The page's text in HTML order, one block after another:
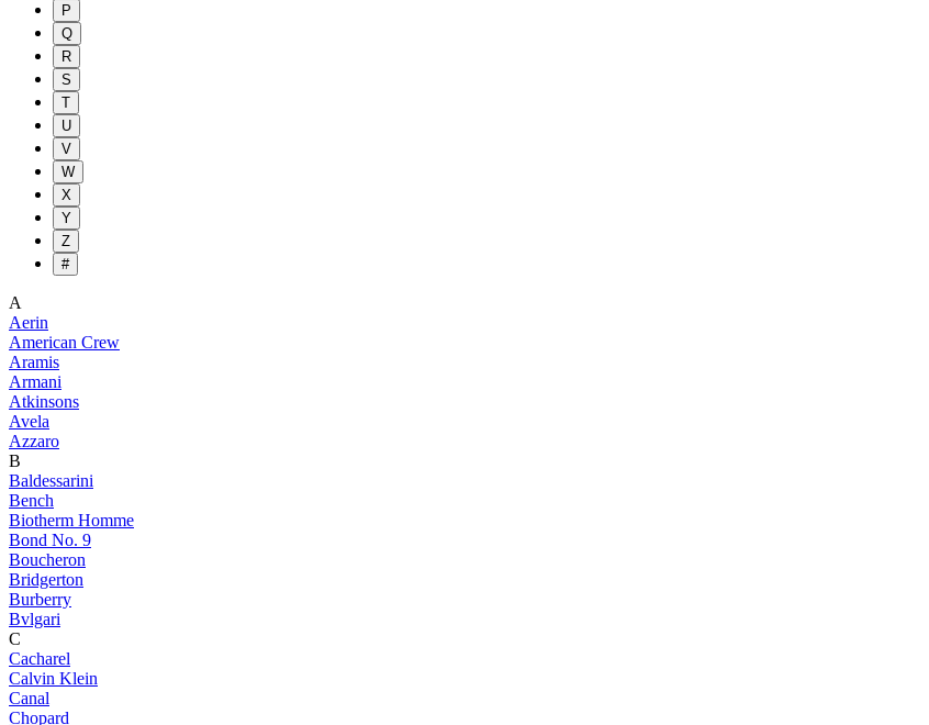
P
Q
R
S
T
U
V
W
X
Y
Z
#
A
Aerin
American Crew
Aramis
Armani
Atkinsons
Avela
Azzaro
B
Baldessarini
Bench
Biotherm Homme
Bond No. 9
Boucheron
Bridgerton
Burberry
Bvlgari
C
Cacharel
Calvin Klein
Canal
Chopard